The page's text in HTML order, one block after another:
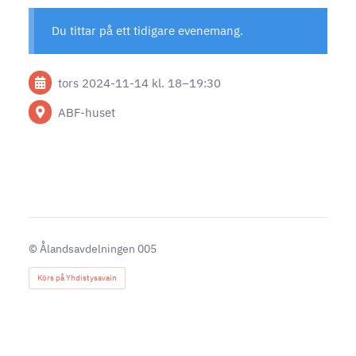
Du tittar på ett tidigare evenemang.
tors 2024-11-14 kl. 18–19:30
ABF-huset
© Ålandsavdelningen 005
Körs på Yhdistysavain